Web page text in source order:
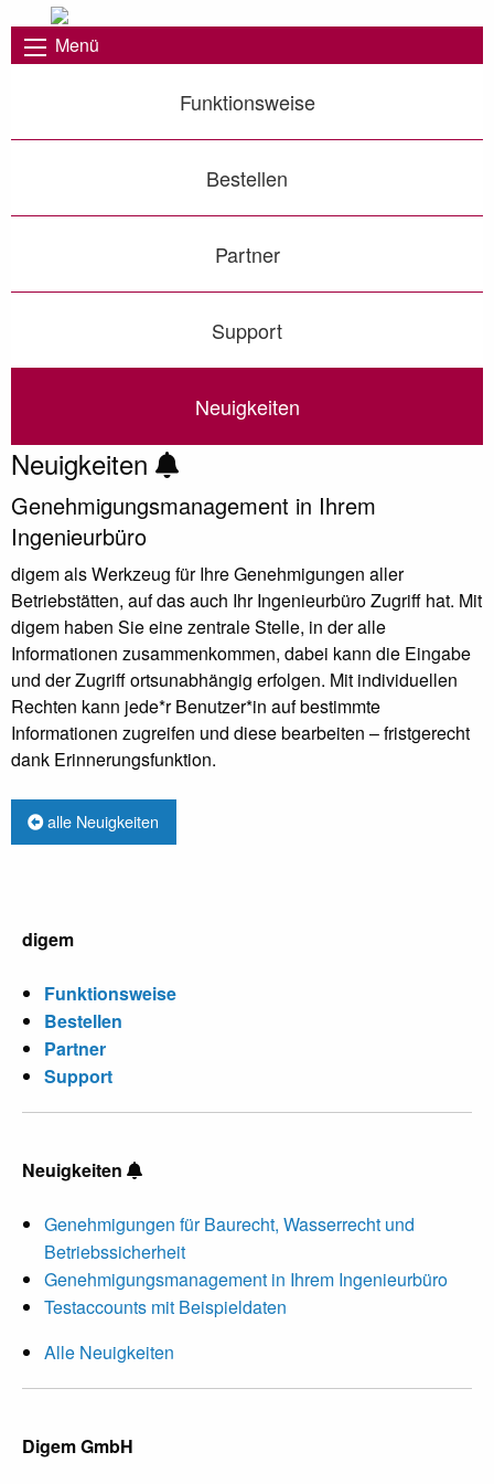
Menü
Funktionsweise
Bestellen
Partner
Support
Neuigkeiten
Neuigkeiten
Genehmigungsmanagement in Ihrem
Ingenieurbüro
digem als Werkzeug für Ihre Genehmigungen aller
Betriebstätten, auf das auch Ihr Ingenieurbüro Zugriff hat. Mit
digem haben Sie eine zentrale Stelle, in der alle
Informationen zusammenkommen, dabei kann die Eingabe
und der Zugriff ortsunabhängig erfolgen. Mit individuellen
Rechten kann jede*r Benutzer*in auf bestimmte
Informationen zugreifen und diese bearbeiten – fristgerecht
dank Erinnerungsfunktion.
alle Neuigkeiten
digem
Funktionsweise
Bestellen
Partner
Support
Neuigkeiten
Genehmigungen für Baurecht, Wasserrecht und
Betriebssicherheit
Genehmigungsmanagement in Ihrem Ingenieurbüro
Testaccounts mit Beispieldaten
Alle Neuigkeiten
Digem GmbH